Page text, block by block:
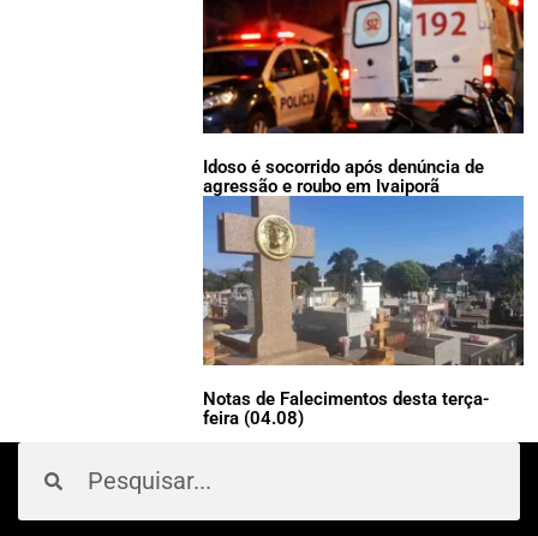
Idoso é socorrido após denúncia de
agressão e roubo em Ivaiporã
Notas de Falecimentos desta terça-
feira (04.08)